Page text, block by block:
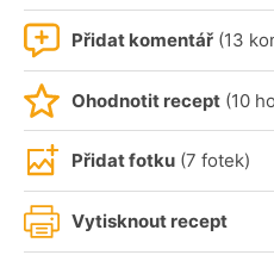
Přidat komentář (13
Ohodnotit recept (10
Přidat fotku (7 fotek)
Vytisknout recept